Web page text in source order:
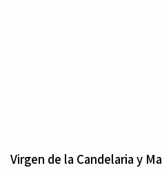
Virgen de la Candelaria y